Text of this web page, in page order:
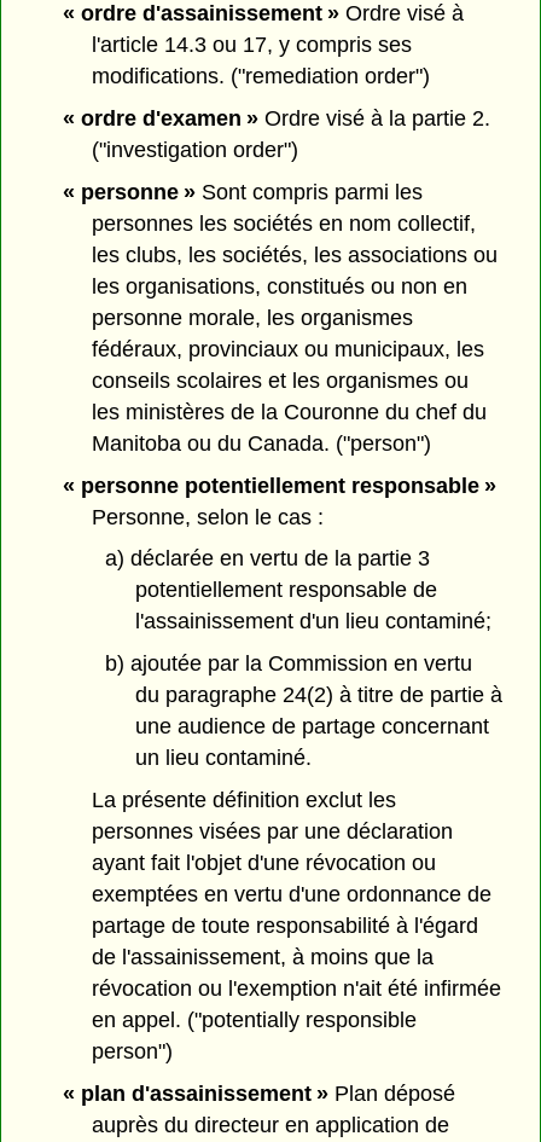
« ordre d'assainissement »Ordre visé à
l'article 14.3 ou 17, y compris ses
modifications. ("remediation order")
« ordre d'examen »Ordre visé à la partie 2.
("investigation order")
« personne »Sont compris parmi les
personnes les sociétés en nom collectif,
les clubs, les sociétés, les associations ou
les organisations, constitués ou non en
personne morale, les organismes
fédéraux, provinciaux ou municipaux, les
conseils scolaires et les organismes ou
les ministères de la Couronne du chef du
Manitoba ou du Canada. ("person")
« personne potentiellement responsable »
Personne, selon le cas :
a) déclarée en vertu de la partie 3
potentiellement responsable de
l'assainissement d'un lieu contaminé;
b) ajoutée par la Commission en vertu
du paragraphe 24(2) à titre de partie à
une audience de partage concernant
un lieu contaminé.
La présente définition exclut les
personnes visées par une déclaration
ayant fait l'objet d'une révocation ou
exemptées en vertu d'une ordonnance de
partage de toute responsabilité à l'égard
de l'assainissement, à moins que la
révocation ou l'exemption n'ait été infirmée
en appel. ("potentially responsible
person")
« plan d'assainissement »Plan déposé
auprès du directeur en application de